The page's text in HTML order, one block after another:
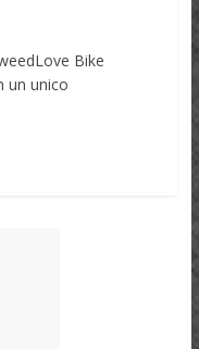
Bike
un unico